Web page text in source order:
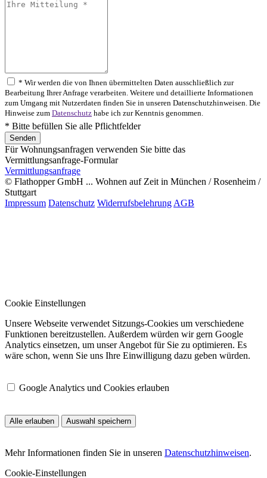
* Wir werden die von Ihnen übermittelten Daten ausschließlich zur
Bearbeitung Ihrer Anfrage verarbeiten. Weitere und detaillierte Informationen
zum Umgang mit Nutzerdaten finden Sie in unseren Datenschutzhinweisen. Die
Hinweise zum Datenschutz habe ich zur Kenntnis genommen.
* Bitte befüllen Sie alle Pflichtfelder
Für Wohnungsanfragen verwenden Sie bitte das
Vermittlungsanfrage-Formular
Vermittlungsanfrage
© Flathopper GmbH ... Wohnen auf Zeit in München / Rosenheim /
Stuttgart
Impressum Datenschutz Widerrufsbelehrung AGB
Cookie Einstellungen
Unsere Webseite verwendet Sitzungs-Cookies um verschiedene
Funktionen bereitzustellen. Außerdem würden wir gern Google
Analytics einsetzen, um unser Angebot für Sie zu optimieren. Es
wäre schon, wenn Sie uns Ihre Einwilligung dazu geben würden.
Google Analytics und Cookies erlauben
Alle erlauben Auswahl speichern
Mehr Informationen finden Sie in unseren Datenschutzhinweisen.
Cookie-Einstellungen